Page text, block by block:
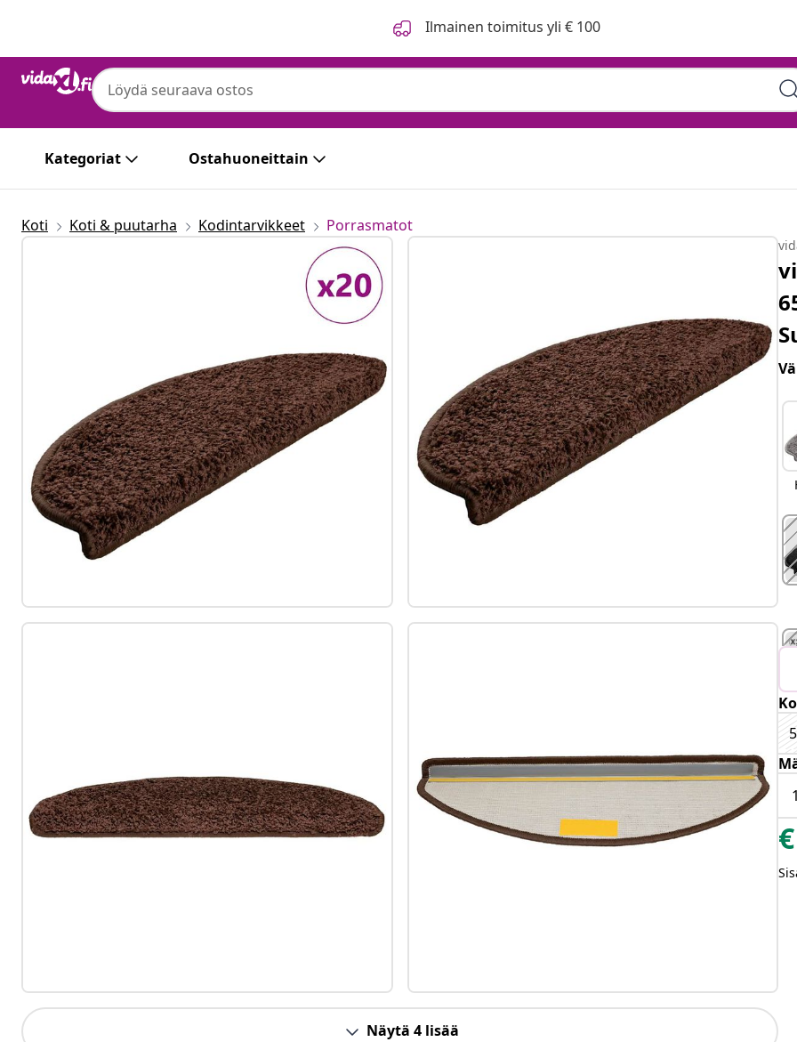
Ilmainen toimitus yli € 100
Kategoriat Ostahuoneittain
Koti Koti & puutarha Kodintarvikkeet Porrasmatot
Näytä 4 lisää
€